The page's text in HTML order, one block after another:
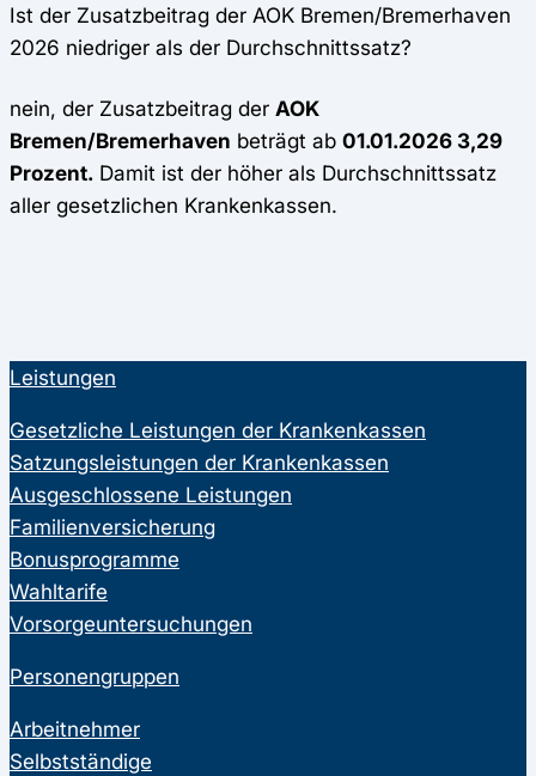
Ist der Zusatzbeitrag der AOK Bremen/Bremerhaven
2026 niedriger als der Durchschnittssatz?
nein, der Zusatzbeitrag der AOK
Bremen/Bremerhaven beträgt ab 01.01.2026 3,29
Prozent. Damit ist der höher als Durchschnittssatz
aller gesetzlichen Krankenkassen.
Leistungen
Gesetzliche Leistungen der Krankenkassen
Satzungsleistungen der Krankenkassen
Ausgeschlossene Leistungen
Familienversicherung
Bonusprogramme
Wahltarife
Vorsorgeuntersuchungen
Personengruppen
Arbeitnehmer
Selbstständige